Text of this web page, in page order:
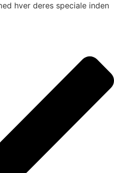
hver deres speciale inden